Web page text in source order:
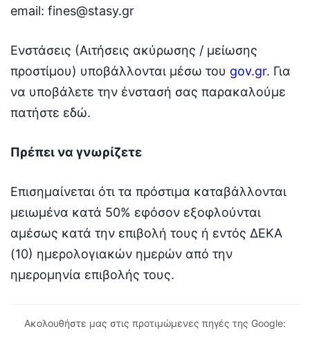
email: fines@stasy.gr
Ενστάσεις (Αιτήσεις ακύρωσης / μείωσης
προστίμου) υποβάλλονται μέσω του gov.gr. Για
να υποβάλετε την ένστασή σας παρακαλούμε
πατήστε εδώ.
Πρέπει να γνωρίζετε
Επισημαίνεται ότι τα πρόστιμα καταβάλλονται
μειωμένα κατά 50% εφόσον εξοφλούνται
αμέσως κατά την επιβολή τους ή εντός ΔΕΚΑ
(10) ημερολογιακών ημερών από την
ημερομηνία επιβολής τους.
Ακολουθήστε μας στις προτιμώμενες πηγές της Google: